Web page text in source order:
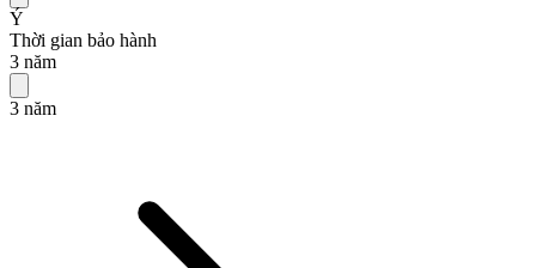
Ý
Thời gian bảo hành
3 năm
3 năm